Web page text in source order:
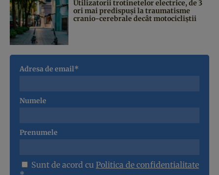
Utilizatorii trotinetelor electrice, de 3
ori mai predispuși la traumatisme
cranio-cerebrale decât motocicliștii
Adresa de email*
Numele
Prenumele
Sunt de acord cu Politica de confidentialitate